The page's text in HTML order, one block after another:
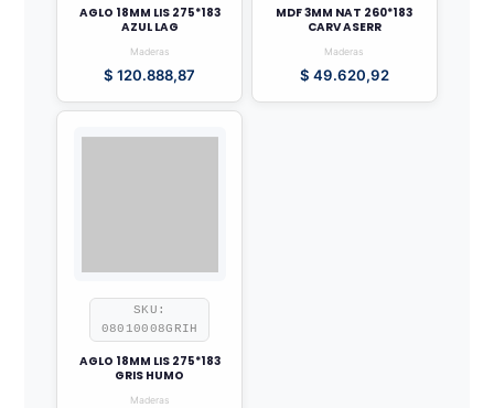
AGLO 18MM LIS 275*183
AZUL LAG
Maderas
$ 120.888,87
MDF 3MM NAT 260*183
CARV ASERR
Maderas
$ 49.620,92
SKU:
08010008GRIH
AGLO 18MM LIS 275*183
GRIS HUMO
Maderas